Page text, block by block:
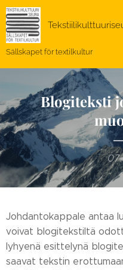
Sällskapet för textilkultur
Blogiteksti
Johdantokappale antaa
voivat blogitekstiltä
lyhyenä esittelynä
saavat tekstin